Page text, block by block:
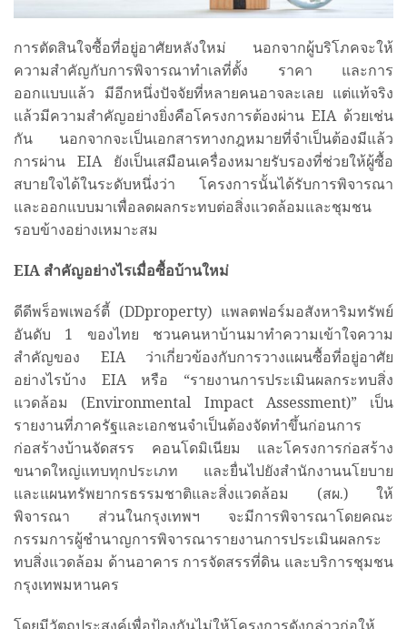
การตัดสินใจซื้อที่อยู่อาศัยหลังใหม่ นอกจากผู้บริโภคจะให้
ความสำคัญกับการพิจารณาทำเลที่ตั้ง ราคา และการ
ออกแบบแล้ว มีอีกหนึ่งปัจจัยที่หลายคนอาจละเลย แต่แท้จริง
แล้วมีความสำคัญอย่างยิ่งคือโครงการต้องผ่าน EIA ด้วยเช่น
กัน นอกจากจะเป็นเอกสารทางกฎหมายที่จำเป็นต้องมีแล้ว
การผ่าน EIA ยังเป็นเสมือนเครื่องหมายรับรองที่ช่วยให้ผู้ซื้อ
สบายใจได้ในระดับหนึ่งว่า โครงการนั้นได้รับการพิจารณา
และออกแบบมาเพื่อลดผลกระทบต่อสิ่งแวดล้อมและชุมชน
รอบข้างอย่างเหมาะสม
EIA สำคัญอย่างไรเมื่อซื้อบ้านใหม่
ดีดีพร็อพเพอร์ตี้ (DDproperty) แพลตฟอร์มอสังหาริมทรัพย์
อันดับ 1 ของไทย ชวนคนหาบ้านมาทำความเข้าใจความ
สำคัญของ EIA ว่าเกี่ยวข้องกับการวางแผนซื้อที่อยู่อาศัย
อย่างไรบ้าง EIA หรือ “รายงานการประเมินผลกระทบสิ่ง
แวดล้อม (Environmental Impact Assessment)” เป็น
รายงานที่ภาครัฐและเอกชนจำเป็นต้องจัดทำขึ้นก่อนการ
ก่อสร้างบ้านจัดสรร คอนโดมิเนียม และโครงการก่อสร้าง
ขนาดใหญ่แทบทุกประเภท และยื่นไปยังสำนักงานนโยบาย
และแผนทรัพยากรธรรมชาติและสิ่งแวดล้อม (สผ.) ให้
พิจารณา ส่วนในกรุงเทพฯ จะมีการพิจารณาโดยคณะ
กรรมการผู้ชำนาญการพิจารณารายงานการประเมินผลกระ
ทบสิ่งแวดล้อม ด้านอาคาร การจัดสรรที่ดิน และบริการชุมชน
กรุงเทพมหานคร